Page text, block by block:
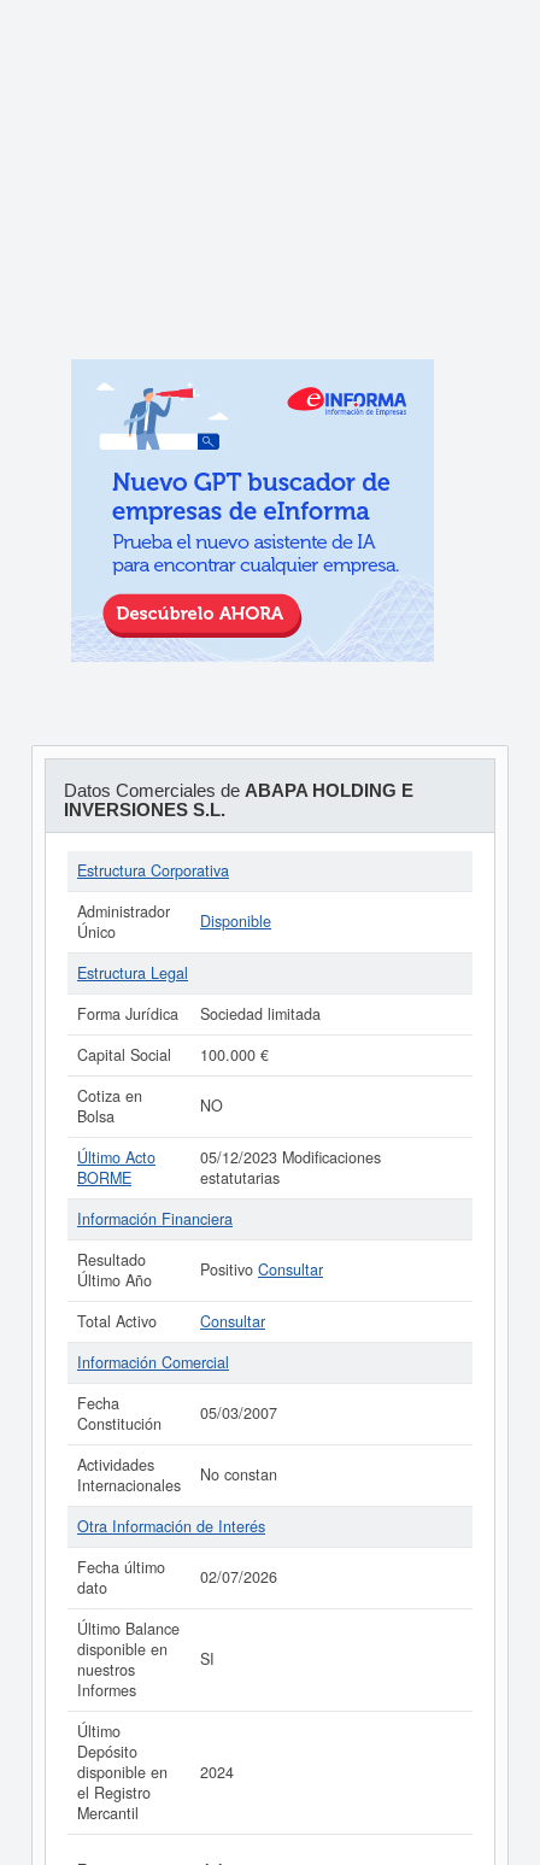
Datos Comerciales de ABAPA HOLDING E
INVERSIONES S.L.
Estructura Corporativa
Administrador
Único
Disponible
Estructura Legal
Forma Jurídica
Sociedad limitada
Capital Social
100.000 €
Cotiza en
Bolsa
NO
Último Acto
BORME
05/12/2023 Modificaciones
estatutarias
Información Financiera
Resultado
Último Año
Positivo Consultar
Total Activo
Consultar
Información Comercial
Fecha
Constitución
05/03/2007
Actividades
Internacionales
No constan
Otra Información de Interés
Fecha último
dato
02/07/2026
Último Balance
disponible en
nuestros
Informes
SI
Último
Depósito
disponible en
el Registro
Mercantil
2024